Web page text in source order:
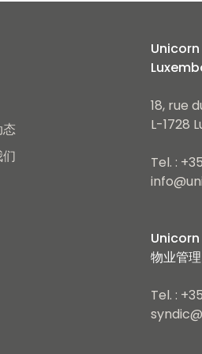
Unicorn
18, rue
L-1728
Tel. :
Unicorn
物业管理
Tel. :